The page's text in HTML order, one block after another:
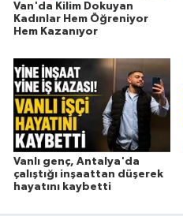
Van'da Kilim Dokuyan
Kadınlar Hem Öğreniyor
Hem Kazanıyor
Vanlı genç, Antalya'da
çalıştığı inşaattan düşerek
hayatını kaybetti